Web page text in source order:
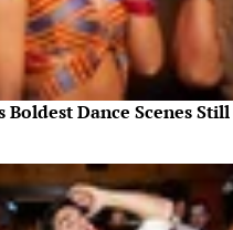
Boldest Dance Scenes Still